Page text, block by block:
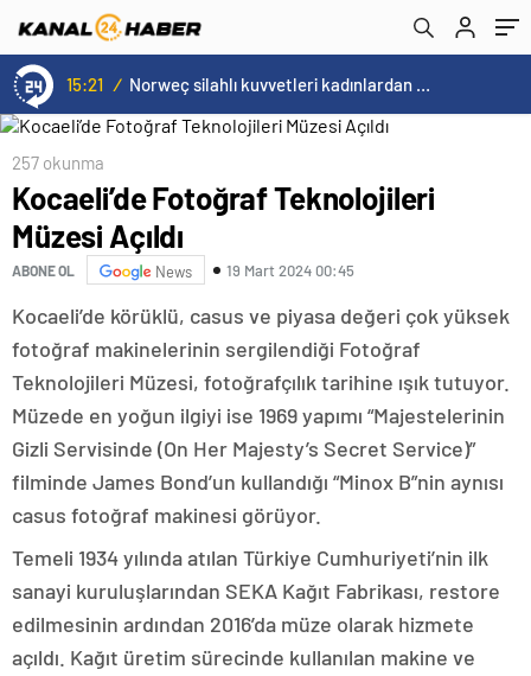
15:20 / Cristiano Ronaldo’nun akıllara zarar tüm kariyerinin istatistiğini çıkardık !
257 okunma
Kocaeli’de Fotoğraf Teknolojileri
Müzesi Açıldı
ABONE OL News 19 Mart 2024 00:45
Kocaeli’de körüklü, casus ve piyasa değeri çok yüksek
fotoğraf makinelerinin sergilendiği Fotoğraf
Teknolojileri Müzesi, fotoğrafçılık tarihine ışık tutuyor.
Müzede en yoğun ilgiyi ise 1969 yapımı “Majestelerinin
Gizli Servisinde (On Her Majesty’s Secret Service)”
filminde James Bond’un kullandığı “Minox B”nin aynısı
casus fotoğraf makinesi görüyor.
Temeli 1934 yılında atılan Türkiye Cumhuriyeti’nin ilk
sanayi kuruluşlarından SEKA Kağıt Fabrikası, restore
edilmesinin ardından 2016’da müze olarak hizmete
açıldı. Kağıt üretim sürecinde kullanılan makine ve